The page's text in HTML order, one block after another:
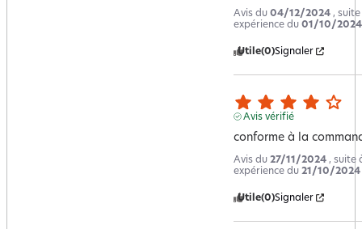
Avis du 04/12/2024 , suite
expérience du 01/10/2024
Utile(0)Signaler
Avis vérifié
conforme à la
Avis du 27/11/2024 , suite
expérience du 21/10/2024
Utile(0)Signaler